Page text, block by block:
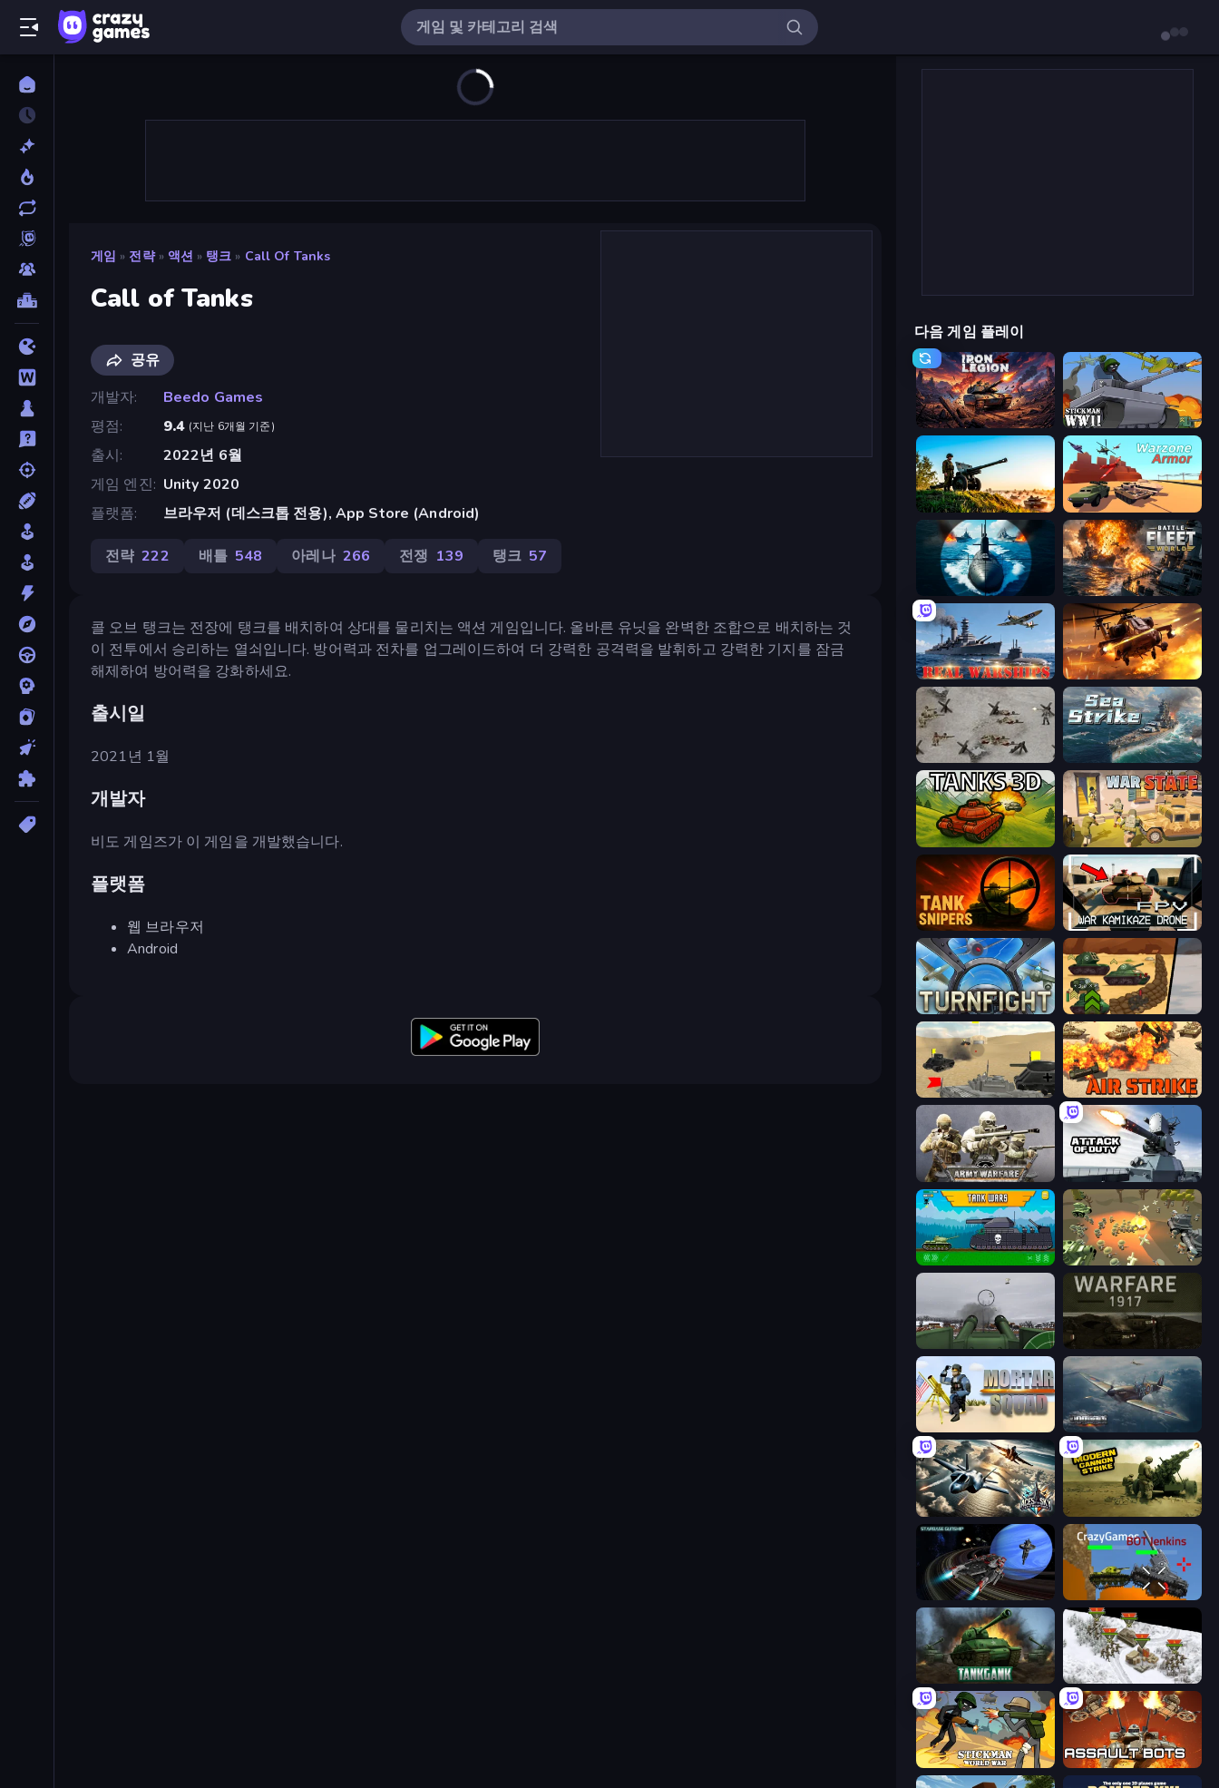
게임 » 전략 » 액션 » 탱크 » Call Of Tanks
Call of Tanks
공유
개발자
Beedo Games
평점
9.4 (지난 6개월 기준)
출시
2022년 6월
게임 엔진
Unity 2020
플랫폼
브라우저 (데스크톱 전용), App Store (Android)
전략 222 배틀 548 아레나 266 전쟁 139 탱크 57
콜 오브 탱크는 전장에 탱크를 배치하여 상대를 물리치는 액션 게임입니다. 올바른 유닛을 완벽한 조합으로 배치하는 것
이 전투에서 승리하는 열쇠입니다. 방어력과 전차를 업그레이드하여 더 강력한 공격력을 발휘하고 강력한 기지를 잠금
해제하여 방어력을 강화하세요.
출시일
2021년 1월
개발자
비도 게임즈가 이 게임을 개발했습니다.
플랫폼
웹 브라우저
Android
다음 게임 플레이
Iron Legion Stickman WW2
Artillery Vs Tanks Warzone Armor
Ships Battlefield 3D Battle Fleet World
Real Warships Heli Military Base
Warfare 1944 Sea Strike
Tanks 3D War State IO: Conquer Battles
Tank Snipers FPV War Kamikaze Drone
Turnfight Tank Battle: War Commander
Tanks Battlefield: Desert Air Strike
Army Warfare Attack of Duty
Tanks 2D: Tank Wars WW1 Battle Simulator
Flakmeister Warfare 1917
Mortar Squad Dogfight
Aces of the Sky: Epic Dogfights Modern Cannon Strike
Starbase Gunship Plated Glory
Tankgank 1941 Frozen Front
Stickman World War Assault Bots